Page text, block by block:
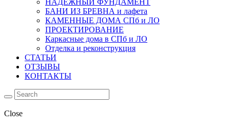
НАДЁЖНЫЙ ФУНДАМЕНТ
БАНИ ИЗ БРЕВНА и лафета
КАМЕННЫЕ ДОМА СПб и ЛО
ПРОЕКТИРОВАНИЕ
Каркасные дома в СПб и ЛО
Отделка и реконструкция
СТАТЬИ
ОТЗЫВЫ
КОНТАКТЫ
Close